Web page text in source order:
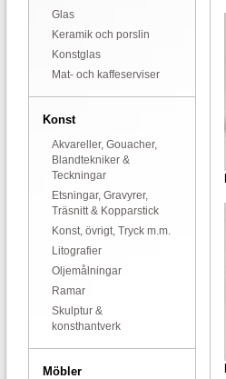
Glas
Keramik och porslin
Konstglas
Mat- och kaffeserviser
Konst
Akvareller, Gouacher,
Blandtekniker &
Teckningar
Etsningar, Gravyrer,
Träsnitt & Kopparstick
Konst, övrigt, Tryck m.m.
Litografier
Oljemålningar
Ramar
Skulptur &
konsthantverk
Möbler